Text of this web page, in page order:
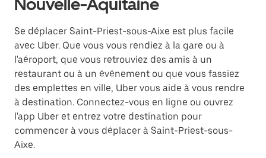
Nouvelle-Aquitaine
Se déplacer Saint-Priest-sous-Aixe est plus facile
avec Uber. Que vous vous rendiez à la gare ou à
l'aéroport, que vous retrouviez des amis à un
restaurant ou à un événement ou que vous fassiez
des emplettes en ville, Uber vous aide à vous rendre
à destination. Connectez-vous en ligne ou ouvrez
l'app Uber et entrez votre destination pour
commencer à vous déplacer à Saint-Priest-sous-
Aixe.